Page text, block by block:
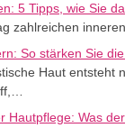
5 Tipps, wie Sie
zahlreichen
So stärken Sie
Haut entsteht
Hautpflege: Was